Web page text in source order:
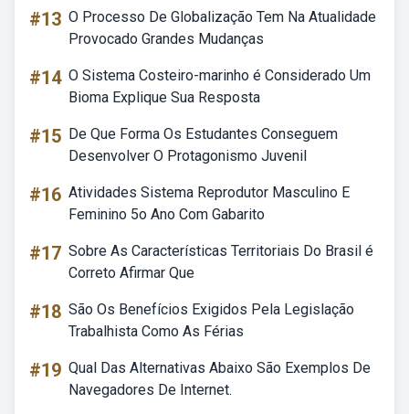
#13 O Processo De Globalização Tem Na Atualidade
Provocado Grandes Mudanças
#14 O Sistema Costeiro-marinho é Considerado Um
Bioma Explique Sua Resposta
#15 De Que Forma Os Estudantes Conseguem
Desenvolver O Protagonismo Juvenil
#16 Atividades Sistema Reprodutor Masculino E
Feminino 5o Ano Com Gabarito
#17 Sobre As Características Territoriais Do Brasil é
Correto Afirmar Que
#18 São Os Benefícios Exigidos Pela Legislação
Trabalhista Como As Férias
#19 Qual Das Alternativas Abaixo São Exemplos De
Navegadores De Internet.